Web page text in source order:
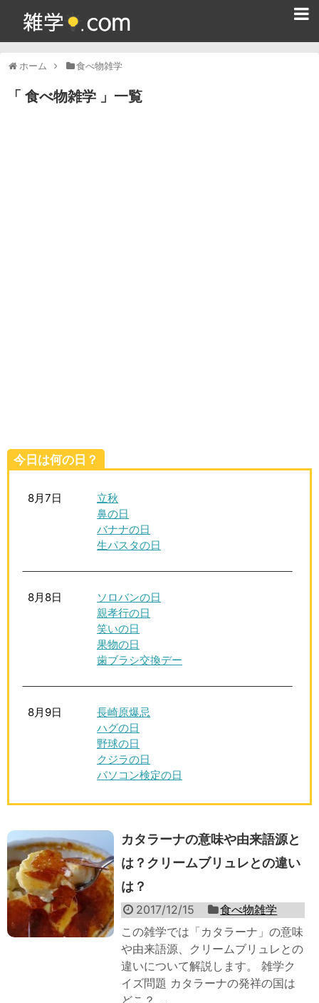
ホーム 食べ物雑学
食べ物雑学 一覧
今日は何の日？
8月7日
立秋
鼻の日
バナナの日
生パスタの日
8月8日
ソロバンの日
親孝行の日
笑いの日
果物の日
歯ブラシ交換デー
8月9日
長崎原爆忌
ハグの日
野球の日
クジラの日
パソコン検定の日
カタラーナの意味や由来語源と
は？クリームブリュレとの違い
は？
2017/12/15
食べ物雑学
この雑学では「カタラーナ」の意味
や由来語源、クリームブリュレとの
違いについて解説します。 雑学ク
イズ問題 カタラーナの発祥の国は
どこ？ ...